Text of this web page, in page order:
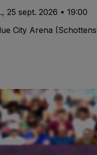
25 sept. 2026 • 19:00
City Arena